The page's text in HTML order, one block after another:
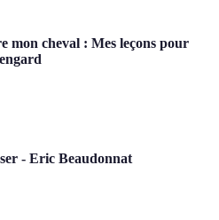
mon cheval : Mes leçons pour
- Eric Beaudonnat